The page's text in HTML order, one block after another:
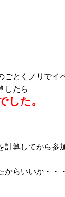
ごとくノリでイ
したら
した。
計算してから参
からいいか・・・